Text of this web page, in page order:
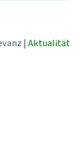
| Aktualität